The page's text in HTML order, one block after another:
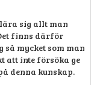
sig allt man
finns därför
mycket som man
att inte försöka ge
denna kunskap.